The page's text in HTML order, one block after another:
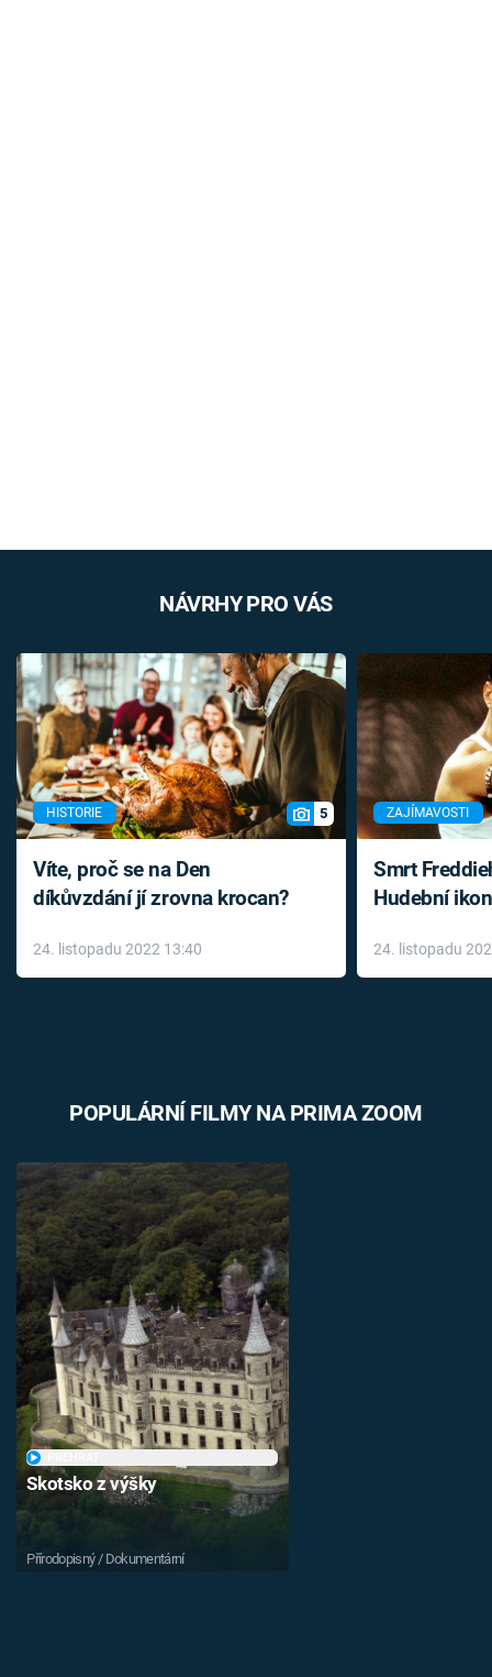
NÁVRHY PRO VÁS
HISTORIE 5
Víte, proč se na Den
díkůvzdání jí zrovna krocan?
24. listopadu 2022 13:40
ZAJÍMAVOSTI
Smrt
Hudební
léky
24. listopadu
POPULÁRNÍ FILMY NA PRIMA ZOOM
Skotsko z výšky
Přírodopisný / Dokumentární